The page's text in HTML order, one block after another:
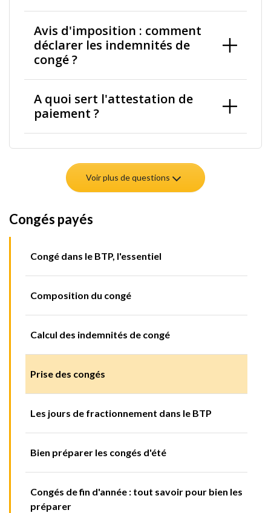
Avis d'imposition : comment
déclarer les indemnités de
congé ?
A quoi sert l'attestation de
paiement ?
Voir plus de questions
Congés payés
Congé dans le BTP, l'essentiel
Composition du congé
Calcul des indemnités de congé
Prise des congés
Les jours de fractionnement dans le BTP
Bien préparer les congés d'été
Congés de fin d'année : tout savoir pour bien les
préparer